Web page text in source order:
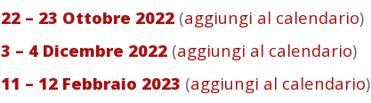
22 – 23 Ottobre 2022 (aggiungi al calendario)
3 – 4 Dicembre 2022 (aggiungi al calendario)
11 – 12 Febbraio 2023 (aggiungi al calendario)